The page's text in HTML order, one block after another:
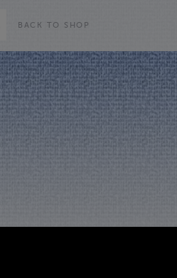
BACK TO SHOP